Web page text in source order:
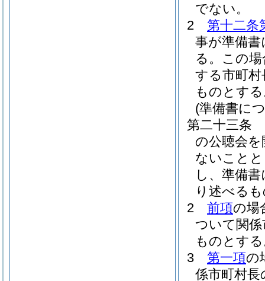
でない。
2
第十二条
事が準備
る。 この
する市町
ものとす
(準備書に
第二十三条
の公聴会
ないこと
し、準備
り述べる
2
前項の場
ついて関
ものとす
3
第一項の
係市町村